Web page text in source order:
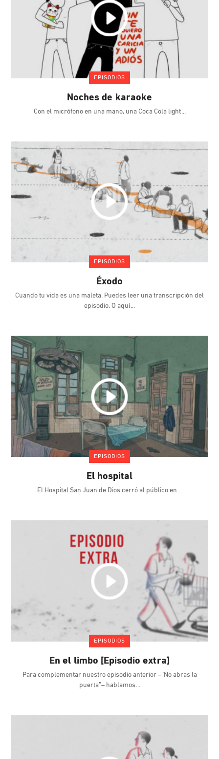
EPISODIOS
Noches de karaoke
Con el micrófono en una mano, una Coca Cola light
EPISODIOS
Éxodo
Cuando tu vida es una maleta. Puedes leer una transcripción del
episodio. O aquí
EPISODIOS
El hospital
El Hospital San Juan de Dios cerró al público en
EPISODIOS
En el limbo [Episodio extra]
Para complementar nuestro episodio anterior –”No abras la
puerta”– hablamos